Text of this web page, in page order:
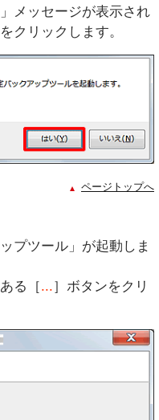
メッセージが表示され
クリックします。
ページトップへ
プツール」が起動しま
る［...］ボタンをクリ